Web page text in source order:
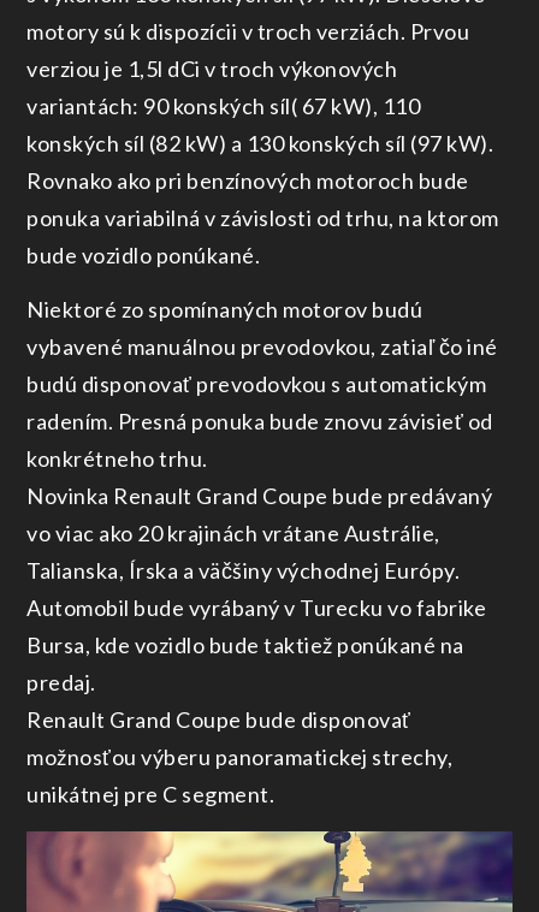
motory sú k dispozícii v troch verziách. Prvou
verziou je 1,5l dCi v troch výkonových
variantách: 90 konských síl( 67 kW), 110
konských síl (82 kW) a 130 konských síl (97 kW).
Rovnako ako pri benzínových motoroch bude
ponuka variabilná v závislosti od trhu, na ktorom
bude vozidlo ponúkané.
Niektoré zo spomínaných motorov budú
vybavené manuálnou prevodovkou, zatiaľ čo iné
budú disponovať prevodovkou s automatickým
radením. Presná ponuka bude znovu závisieť od
konkrétneho trhu.
Novinka Renault Grand Coupe bude predávaný
vo viac ako 20 krajinách vrátane Austrálie,
Talianska, Írska a väčšiny východnej Európy.
Automobil bude vyrábaný v Turecku vo fabrike
Bursa, kde vozidlo bude taktiež ponúkané na
predaj.
Renault Grand Coupe bude disponovať
možnosťou výberu panoramatickej strechy,
unikátnej pre C segment.